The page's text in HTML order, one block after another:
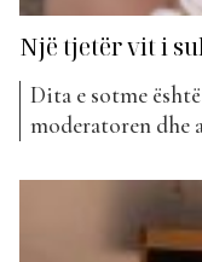
Një tjetër vit i
Dita e sotme
moderatoren dhe
ditëlindjen e saj
fansat, duke
muzikor, “Ti